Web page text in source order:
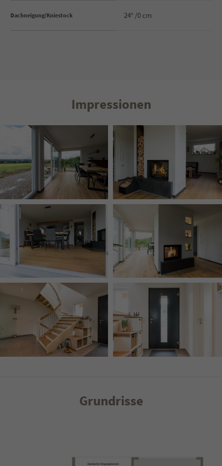
Dachneigung/Kniestock 24° /0 cm
Impressionen
Grundrisse